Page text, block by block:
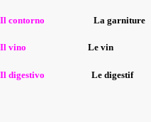
Il contorno La garniture
Il vino Le vin
Il digestivo Le digestif